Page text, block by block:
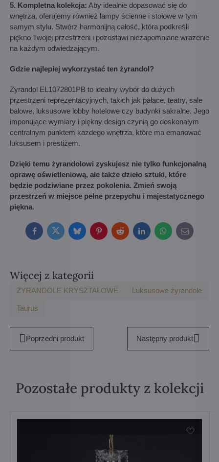
5. Kompletna kolekcja: Aby idealnie dopasować się do
wnętrza, oferujemy również lampy ścienne i stołowe w tym
samym stylu. Stwórz harmonijną całość, która podkreśli
piękno Twojej przestrzeni i pozostawi niezapomniane wrażenie
na każdym odwiedzającym.
Gdzie najlepiej wykorzystać ten żyrandol?
Żyrandol EL1072801PB to idealny wybór do dużych
przestrzeni reprezentacyjnych, takich jak pałace, teatry, sale
balowe, luksusowe lobby hotelowe czy budynki sakralne. Jego
imponujące wymiary i piękny design czynią go doskonałym
centralnym punktem każdego wnętrza, które ma emanować
luksusem i prestiżem.
Dzięki temu żyrandolowi zyskujesz nie tylko funkcjonalną
oprawę oświetleniową, ale także dzieło sztuki, które
będzie podziwiane przez pokolenia. Zmień swoją
przestrzeń w miejsce pełne przepychu i majestatycznego
piękna.
FacebookTwitterBlueskyPinterestRedditLinkedInWhatsApp
E-
mail
Więcej z kategorii
ŻYRANDOLE KRYSZTAŁOWE Luksusowe żyrandole
Taurus
Poprzedni produkt Następny produkt
Pozostałe produkty z kolekcji